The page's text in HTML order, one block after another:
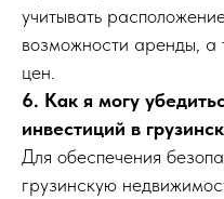
учитывать
возможности аренды, а
цен.
6. Как я могу
инвестиций в
Для обеспечения
грузинскую